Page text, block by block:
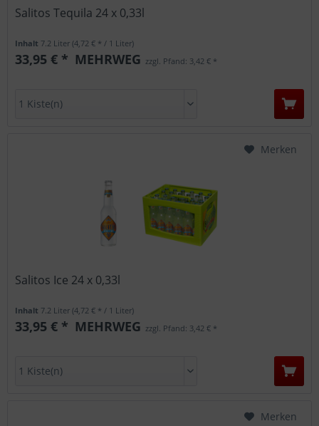
Salitos Tequila 24 x 0,33l
Inhalt 7.2 Liter(4,72 € * / 1 Liter)
33,95 € * MEHRWEG zzgl. Pfand: 3,42 € *
Salitos Ice 24 x 0,33l
Inhalt 7.2 Liter(4,72 € * / 1 Liter)
33,95 € * MEHRWEG zzgl. Pfand: 3,42 € *
Merken
Merken